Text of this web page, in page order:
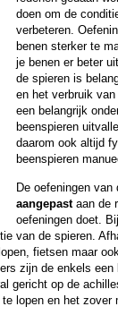
doen om de
verbeteren.
benen sterker te
je benen er beter
de spieren is
en het verbruik
een belangrijk
beenspieren
daarom ook altijd
beenspieren
De oefeningen van
aangepastaan de
oefeningen doet. Bij
van de spieren.
fietsen maar
zijn de enkels een
gericht op de
lopen en het zover